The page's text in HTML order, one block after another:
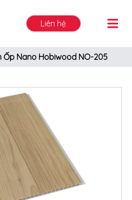
Liên hệ
Ốp Nano Hobiwood NO-205